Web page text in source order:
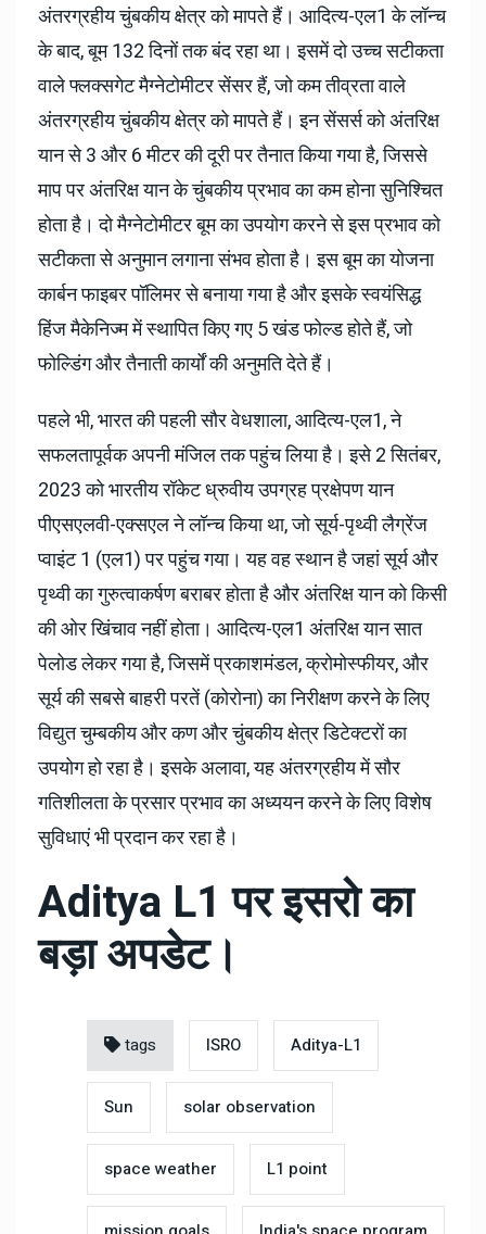
अंतरग्रहीय चुंबकीय क्षेत्र को मापते हैं। आदित्य-एल1 के लॉन्च
के बाद, बूम 132 दिनों तक बंद रहा था। इसमें दो उच्च सटीकता
वाले फ्लक्सगेट मैग्नेटोमीटर सेंसर हैं, जो कम तीव्रता वाले
अंतरग्रहीय चुंबकीय क्षेत्र को मापते हैं। इन सेंसर्स को अंतरिक्ष
यान से 3 और 6 मीटर की दूरी पर तैनात किया गया है, जिससे
माप पर अंतरिक्ष यान के चुंबकीय प्रभाव का कम होना सुनिश्चित
होता है। दो मैग्नेटोमीटर बूम का उपयोग करने से इस प्रभाव को
सटीकता से अनुमान लगाना संभव होता है। इस बूम का योजना
कार्बन फाइबर पॉलिमर से बनाया गया है और इसके स्वयंसिद्ध
हिंज मैकेनिज्म में स्थापित किए गए 5 खंड फोल्ड होते हैं, जो
फोल्डिंग और तैनाती कार्यों की अनुमति देते हैं।
पहले भी, भारत की पहली सौर वेधशाला, आदित्य-एल1, ने
सफलतापूर्वक अपनी मंजिल तक पहुंच लिया है। इसे 2 सितंबर,
2023 को भारतीय रॉकेट ध्रुवीय उपग्रह प्रक्षेपण यान
पीएसएलवी-एक्सएल ने लॉन्च किया था, जो सूर्य-पृथ्वी लैग्रेंज
प्वाइंट 1 (एल1) पर पहुंच गया। यह वह स्थान है जहां सूर्य और
पृथ्वी का गुरुत्वाकर्षण बराबर होता है और अंतरिक्ष यान को किसी
की ओर खिंचाव नहीं होता। आदित्य-एल1 अंतरिक्ष यान सात
पेलोड लेकर गया है, जिसमें प्रकाशमंडल, क्रोमोस्फीयर, और
सूर्य की सबसे बाहरी परतें (कोरोना) का निरीक्षण करने के लिए
विद्युत चुम्बकीय और कण और चुंबकीय क्षेत्र डिटेक्टरों का
उपयोग हो रहा है। इसके अलावा, यह अंतरग्रहीय में सौर
गतिशीलता के प्रसार प्रभाव का अध्ययन करने के लिए विशेष
सुविधाएं भी प्रदान कर रहा है।
Aditya L1 पर इसरो का
बड़ा अपडेट।
tags ISRO Aditya-L1
Sun solar observation
space weather L1 point